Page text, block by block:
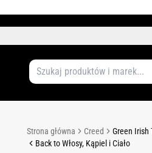
Strona główna Creed
Green Irish
Back to Włosy, Kąpiel i Ciało